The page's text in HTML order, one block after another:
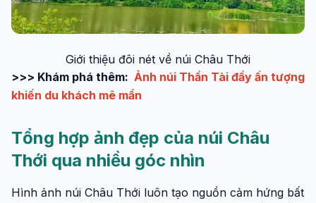
Giới thiệu đôi nét về núi Châu Thới
>>> Khám phá thêm: Ảnh núi Thần Tài đầy ấn tượng
khiến du khách mê mẩn
Tổng hợp ảnh đẹp của núi Châu
Thới qua nhiều góc nhìn
Hình ảnh núi Châu Thới luôn tạo nguồn cảm hứng bất